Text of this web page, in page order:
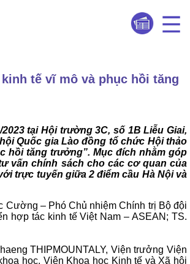
tế vĩ mô và phục hồi tăng
tại Hội trường 3C, số 1B Liễu Giai,
Quốc gia Lào đồng tổ chức Hội thảo
hồi tăng trưởng”. Mục đích nhằm góp
vấn chính sách cho các cơ quan của
trực tuyến giữa 2 điểm cầu Hà Nội và
Cường – Phó Chủ nhiệm Chính trị Bộ đội
hợp tác kinh tế Việt Nam – ASEAN; TS.
THIPMOUNTALY, Viện trưởng Viện
học, Viện Khoa học Kinh tế và Xã hội